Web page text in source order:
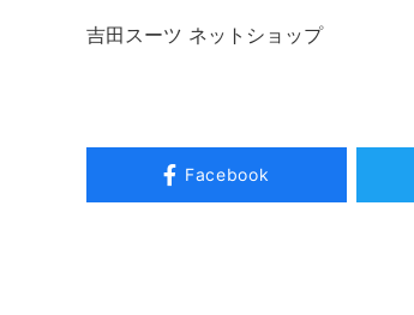
吉田スーツ ネットショップ
Facebook